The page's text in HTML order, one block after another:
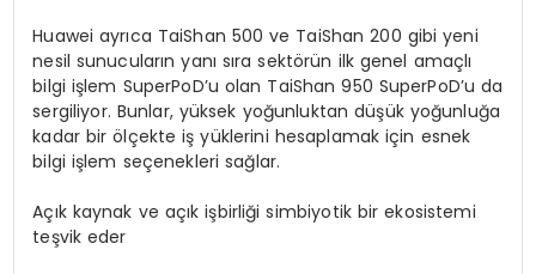
Huawei ayrıca TaiShan 500 ve TaiShan 200 gibi yeni
nesil sunucuların yanı sıra sektörün ilk genel amaçlı
bilgi işlem SuperPoD’u olan TaiShan 950 SuperPoD’u da
sergiliyor. Bunlar, yüksek yoğunluktan düşük yoğunluğa
kadar bir ölçekte iş yüklerini hesaplamak için esnek
bilgi işlem seçenekleri sağlar.
Açık kaynak ve açık işbirliği simbiyotik bir ekosistemi
teşvik eder